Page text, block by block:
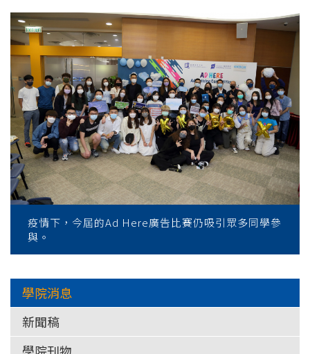
疫情下，今屆的Ad Here廣告比賽仍吸引眾多同學參
與。
學院消息
新聞稿